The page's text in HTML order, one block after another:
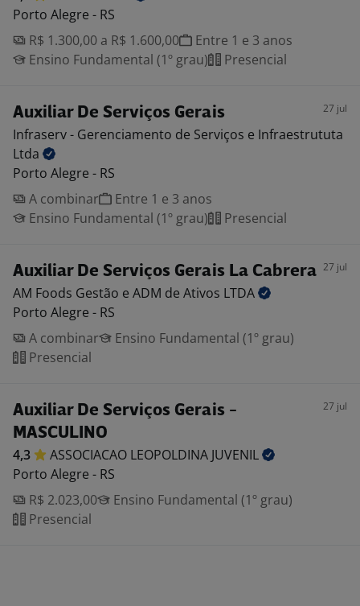
Porto Alegre - RS
R$ 1.300,00 a R$ 1.600,00
Entre 1 e 3 anos
Ensino Fundamental (1º grau)
Presencial
Auxiliar De Serviços Gerais 27 jul
Infraserv - Gerenciamento de Serviços e Infraestrututa
Ltda
Porto Alegre - RS
A combinar
Entre 1 e 3 anos
Ensino Fundamental (1º grau)
Presencial
Auxiliar De Serviços Gerais La Cabrera 27 jul
AM Foods Gestão e ADM de Ativos LTDA
Porto Alegre - RS
A combinar
Ensino Fundamental (1º grau)
Presencial
Auxiliar De Serviços Gerais -
MASCULINO
27 jul
4,3 ASSOCIACAO LEOPOLDINA JUVENIL
Porto Alegre - RS
R$ 2.023,00
Ensino Fundamental (1º grau)
Presencial